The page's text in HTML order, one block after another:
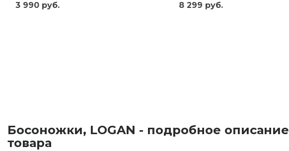
3 990 руб. 8 299 руб.
Босоножки, LOGAN - подробное описание
товара